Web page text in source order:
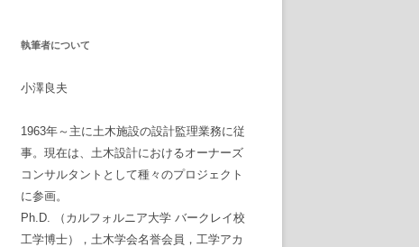
執筆者について
小澤良夫
1963年～主に土木施設の設計監理業務に従
事。現在は、土木設計におけるオーナーズ
コンサルタントとして種々のプロジェクト
に参画。
Ph.D. （カルフォルニア大学 バークレイ校
工学博士），土木学会名誉会員，工学アカ